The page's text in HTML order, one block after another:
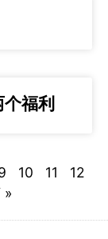
福利
10 11
12
»